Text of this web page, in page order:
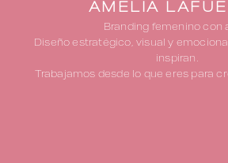
AMELIA
Branding femenino con
Diseño estratégico, visual y
inspiran.
Trabajamos desde lo que eres para